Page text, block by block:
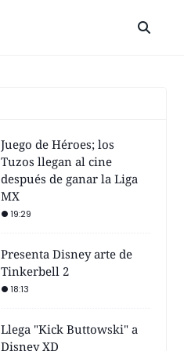
Juego de Héroes; los
Tuzos llegan al cine
después de ganar la Liga
MX
19:29
Presenta Disney arte de
Tinkerbell 2
18:13
Llega "Kick Buttowski" a
Disney XD